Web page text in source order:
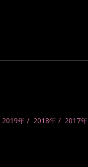
2019年 2018年 2017年